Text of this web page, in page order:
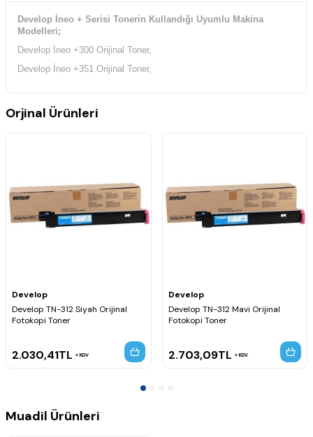
Develop İneo + Serisi Tonerin Kullandığı Uyumlu Makina
Modelleri;
Develop İneo +300 Orijinal Toner,
Develop İneo +351 Orijinal Toner,
Orjinal Ürünleri
Develop
Develop TN-312 Siyah Orijinal
Fotokopi Toner
2.030,41TL KDV
Develop
Develop TN-312 Mavi Orijinal
Fotokopi Toner
2.703,09TL KDV
Muadil Ürünleri